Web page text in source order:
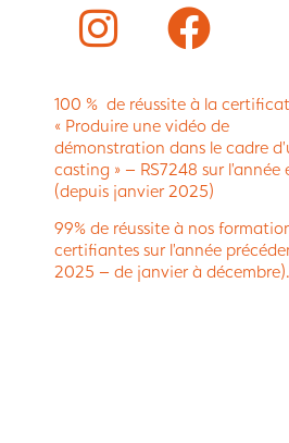
100 % de réussite à la
« Produire une vidéo de
démonstration dans le cadre
casting » – RS7248 sur l’année
(depuis janvier 2025)
99% de réussite à nos
certifiantes sur l’année
2025 – de janvier à décembre).